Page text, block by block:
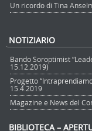
Un ricordo di Tina
NOTIZIARIO
Bando Soroptimist
15.12.2019)
Progetto
15.4.2019
Magazine e News del
BIBLIOTECA –